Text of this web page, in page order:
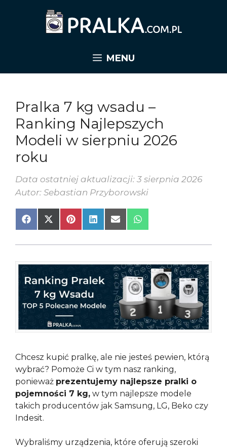
MENU
Pralka 7 kg wsadu –
Ranking Najlepszych
Modeli w sierpniu 2026
roku
Data ostatniej aktualizacji: 3 sierpnia 2026
Autor: Sebastian Przyborowski
Share
on
Share
on
(Twitter)
Share
on
Share
on
Share
on
Share
on
Chcesz kupić pralkę, ale nie jesteś pewien, którą
wybrać? Pomoże Ci w tym nasz ranking,
ponieważ prezentujemy najlepsze pralki o
pojemności 7 kg, w tym najlepsze modele
takich producentów jak Samsung, LG, Beko czy
Indesit.
Wybraliśmy urządzenia, które oferują szeroki